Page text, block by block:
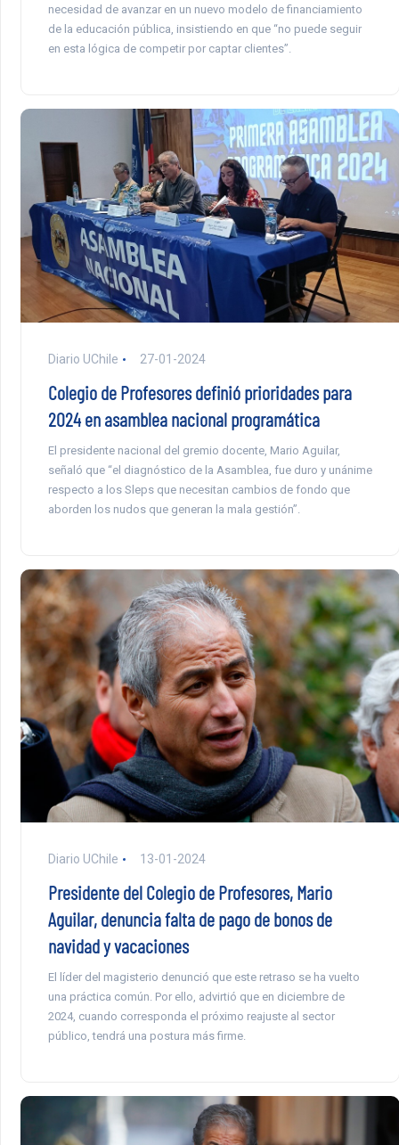
necesidad de avanzar en un nuevo modelo de financiamiento
de la educación pública, insistiendo en que “no puede seguir
en esta lógica de competir por captar clientes”.
Diario UChile 27-01-2024
Colegio de Profesores definió prioridades para
2024 en asamblea nacional programática
El presidente nacional del gremio docente, Mario Aguilar,
señaló que “el diagnóstico de la Asamblea, fue duro y unánime
respecto a los Sleps que necesitan cambios de fondo que
aborden los nudos que generan la mala gestión”.
Diario UChile 13-01-2024
Presidente del Colegio de Profesores, Mario
Aguilar, denuncia falta de pago de bonos de
navidad y vacaciones
El líder del magisterio denunció que este retraso se ha vuelto
una práctica común. Por ello, advirtió que en diciembre de
2024, cuando corresponda el próximo reajuste al sector
público, tendrá una postura más firme.